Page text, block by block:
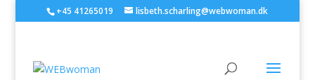
+45 41265019 lisbeth.scharling@webwoman.dk